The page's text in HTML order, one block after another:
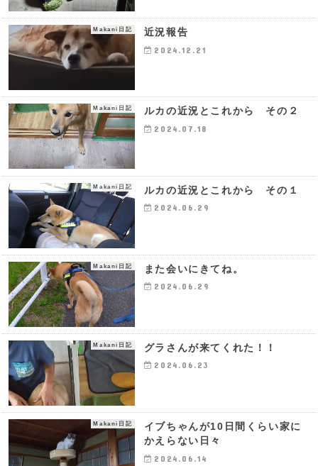
Makani日記 近況報告
2024.12.21
Makani日記 ルカの近況とこれから その２
2024.07.18
Makani日記 ルカの近況とこれから その１
2024.06.29
Makani日記 また会いにきてね。
2024.06.29
Makani日記 グラさんが来てくれた！！
2024.06.23
Makani日記
イブちゃんが10日間くらい家に
かえらない日々
2024.06.14